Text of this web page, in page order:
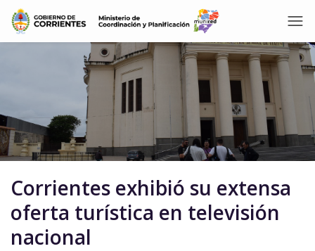
Corrientes exhibió su extensa
oferta turística en televisión
nacional